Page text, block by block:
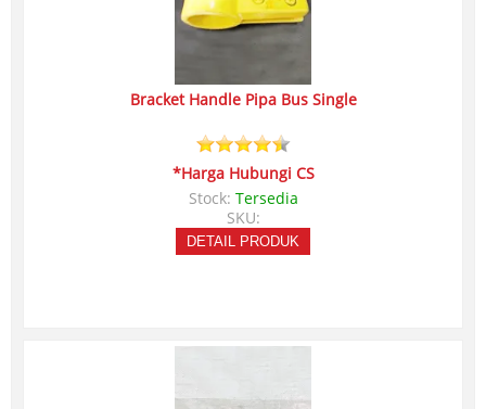
Bracket Handle Pipa Bus Single
*Harga Hubungi CS
Stock: Tersedia
SKU:
DETAIL PRODUK